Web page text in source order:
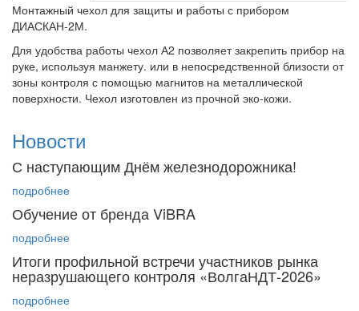
Монтажный чехол для защиты и работы с прибором
ДИАСКАН-2М.
Для удобства работы чехол А2 позволяет закрепить прибор на
руке, используя манжету. или в непосредственной близости от
зоны контроля с помощью магнитов на металлической
поверхности. Чехол изготовлен из прочной эко-кожи.
Новости
С наступающим Днём железнодорожника!
подробнее
Обучение от бренда ViBRA
подробнее
Итоги профильной встречи участников рынка
неразрушающего контроля «ВолгаНДТ-2026»
подробнее